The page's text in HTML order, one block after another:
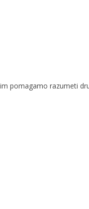
pomagamo razumeti